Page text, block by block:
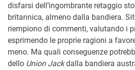
disfarsi dell’ingombrante retaggio
britannica, almeno dalla bandiera.
riempiono di commenti, valutando i
esprimendo le proprie ragioni a
meno. Ma quali conseguenze
dello Union Jackdalla bandiera